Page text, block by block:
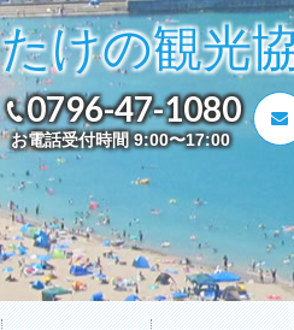
たけの観光
0796-47-1080
お電話受付時間 9:00〜17:00